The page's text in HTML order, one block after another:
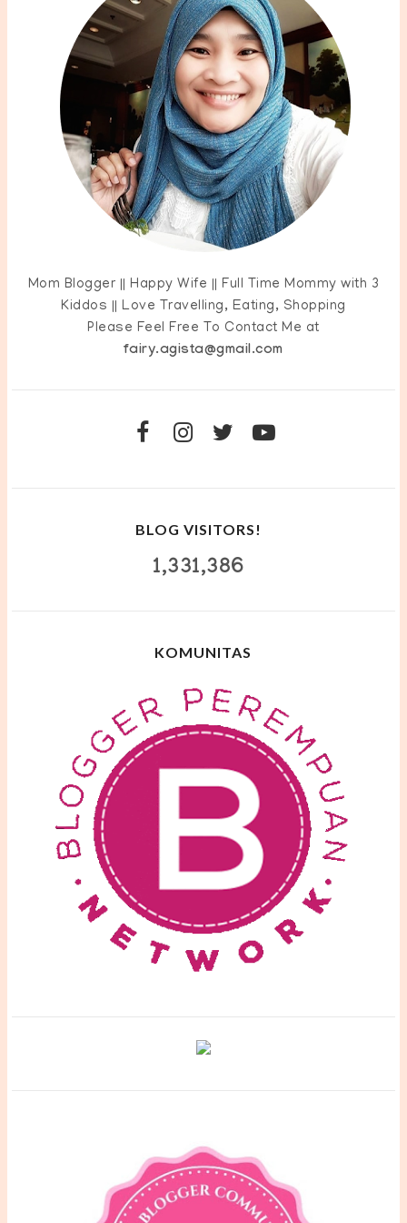
Mom Blogger || Happy Wife || Full Time Mommy with 3
Kiddos || Love Travelling, Eating, Shopping
Please Feel Free To Contact Me at
fairy.agista@gmail.com
BLOG VISITORS!
1,331,386
KOMUNITAS